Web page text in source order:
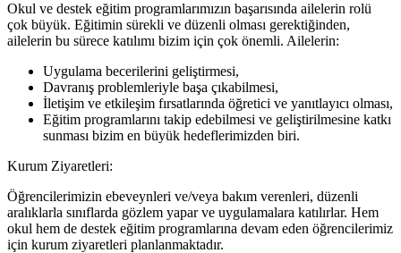
Okul ve destek eğitim programlarımızın başarısında ailelerin rolü
çok büyük. Eğitimin sürekli ve düzenli olması gerektiğinden,
ailelerin bu sürece katılımı bizim için çok önemli. Ailelerin:
Uygulama becerilerini geliştirmesi,
Davranış problemleriyle başa çıkabilmesi,
İletişim ve etkileşim fırsatlarında öğretici ve yanıtlayıcı olması,
Eğitim programlarını takip edebilmesi ve geliştirilmesine katkı
sunması bizim en büyük hedeflerimizden biri.
Kurum Ziyaretleri:
Öğrencilerimizin ebeveynleri ve/veya bakım verenleri, düzenli
aralıklarla sınıflarda gözlem yapar ve uygulamalara katılırlar. Hem
okul hem de destek eğitim programlarına devam eden öğrencilerimiz
için kurum ziyaretleri planlanmaktadır.